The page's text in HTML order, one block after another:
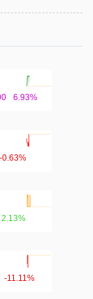
6.93%
-0.63%
2.13%
-11.11%